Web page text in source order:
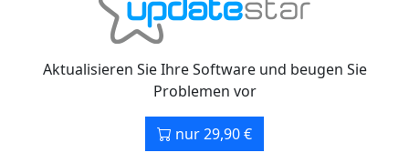
Aktualisieren Sie Ihre Software und beugen Sie
Problemen vor
nur 29,90 €